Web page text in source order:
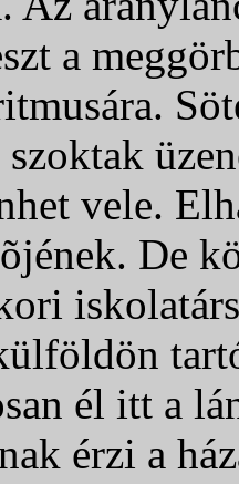
a
vele.
De
él itt a
érzi a